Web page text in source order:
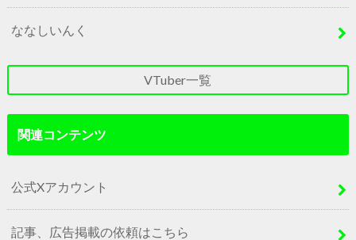
ななしいんく
VTuber一覧
関連コンテンツ
公式Xアカウント
記事、広告掲載の依頼はこちら